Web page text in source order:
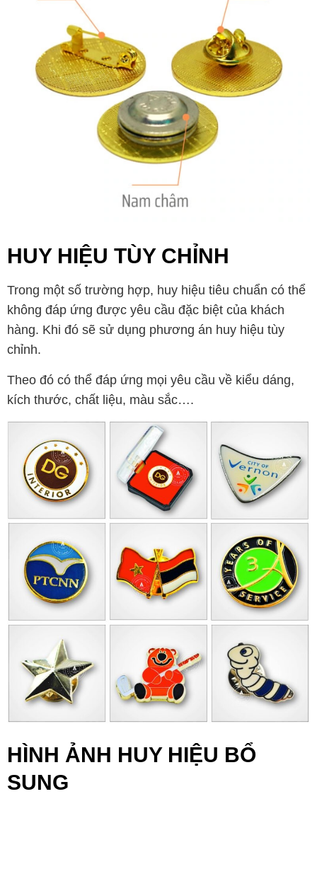
HUY HIỆU TÙY CHỈNH
Trong một số trường hợp, huy hiệu tiêu chuẩn có thể
không đáp ứng được yêu cầu đặc biệt của khách
hàng. Khi đó sẽ sử dụng phương án huy hiệu tùy
chỉnh.
Theo đó có thể đáp ứng mọi yêu cầu về kiểu dáng,
kích thước, chất liệu, màu sắc….
HÌNH ẢNH HUY HIỆU BỔ
SUNG